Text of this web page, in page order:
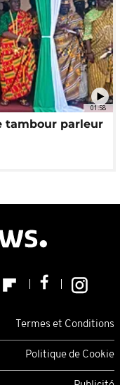
01:58
tambour parleur
Termes et Conditions
Politique de Cookie